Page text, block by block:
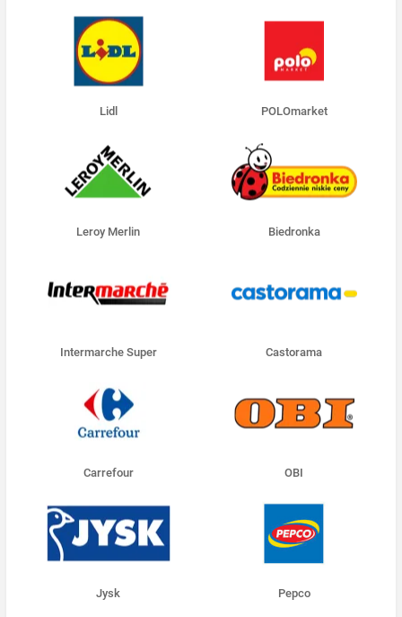
Lidl POLOmarket
Leroy Merlin Biedronka
Intermarche Super Castorama
Carrefour OBI
Jysk Pepco